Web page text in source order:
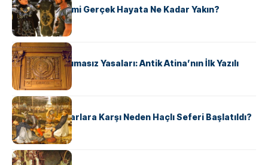
‘Gladiator’ Filmi Gerçek Hayata Ne Kadar Yakın?
KÜLTÜR
Draco’nun Acımasız Yasaları: Antik Atina’nın İlk Yazılı
Hukuk Kodu
KÜLTÜR
Avrupalı ​​Katharlara Karşı Neden Haçlı Seferi Başlatıldı?
KÜLTÜR